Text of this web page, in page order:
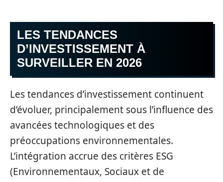
LES TENDANCES
D’INVESTISSEMENT À
SURVEILLER EN 2026
Les tendances d’investissement continuent
d’évoluer, principalement sous l’influence des
avancées technologiques et des
préoccupations environnementales.
L’intégration accrue des critères ESG
(Environnementaux, Sociaux et de